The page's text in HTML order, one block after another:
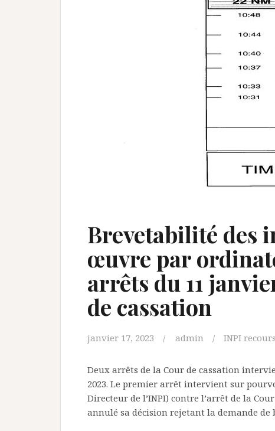
Brevetabilité des
œuvre par
arrêts du 11
de cassation
janvier 17, 2023 admin INPI
Deux arrêts de la Cour de cassation
2023. Le premier arrêt intervient sur
Directeur de l’INPI) contre l’arrêt de la
annulé sa décision rejetant la demande